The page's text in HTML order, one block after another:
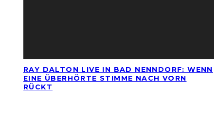
RAY DALTON LIVE IN BAD NENNDORF: WENN
EINE ÜBERHÖRTE STIMME NACH VORN
RÜCKT